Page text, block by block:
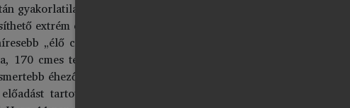
gyakorlatilag eltűntek, amiben szerepet játszottak a
extrém éhezést nem tartották mutogatásra valónak.
„élő csontváz” a francia Claude Ambroise Seurat
170 cmes testmagasság mellett 32 kg volt a testsúlya. Az
éhezőművész az olasz Giovanni Succi volt, aki 1886-tól
tartott, melyek 20–30 napos koplalást jelentettek.